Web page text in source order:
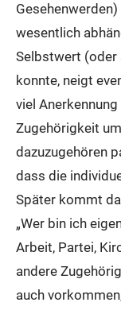
wesentlich
Selbstwert (oder
konnte, neigt
viel Anerkennung
Zugehörigkeit
dazuzugehören
dass die
Später kommt
„Wer bin ich
Arbeit, Partei,
andere
auch